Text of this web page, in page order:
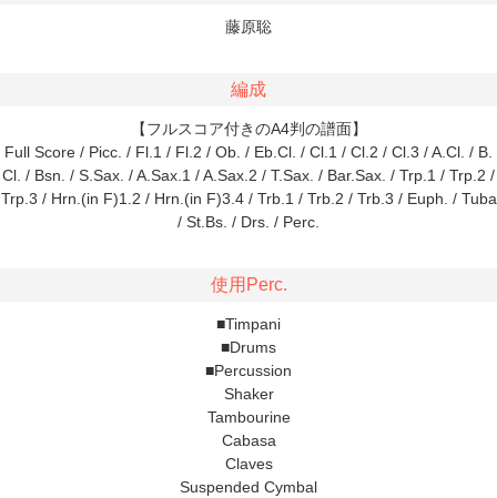
藤原聡
編成
【フルスコア付きのA4判の譜面】
Full Score / Picc. / Fl.1 / Fl.2 / Ob. / Eb.Cl. / Cl.1 / Cl.2 / Cl.3 / A.Cl. / B.
Cl. / Bsn. / S.Sax. / A.Sax.1 / A.Sax.2 / T.Sax. / Bar.Sax. / Trp.1 / Trp.2 /
Trp.3 / Hrn.(in F)1.2 / Hrn.(in F)3.4 / Trb.1 / Trb.2 / Trb.3 / Euph. / Tuba
/ St.Bs. / Drs. / Perc.
使用Perc.
■Timpani
■Drums
■Percussion
Shaker
Tambourine
Cabasa
Claves
Suspended Cymbal